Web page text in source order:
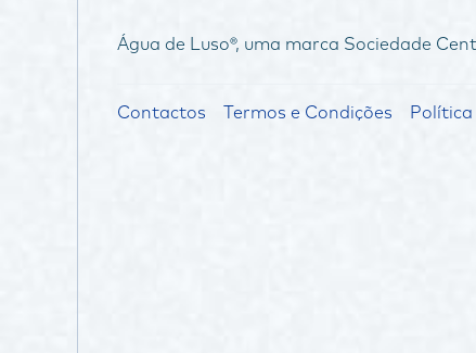
Água de Luso®, uma marca Sociedade
Contactos Termos e Condições Política